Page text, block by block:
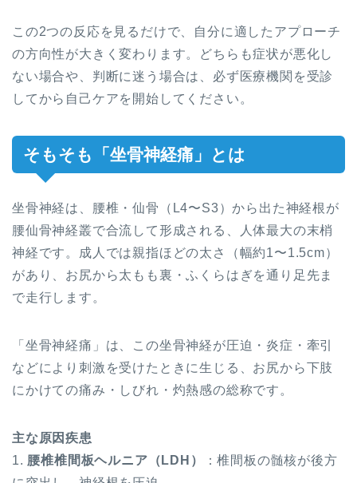
この2つの反応を見るだけで、自分に適したアプローチ
の方向性が大きく変わります。どちらも症状が悪化し
ない場合や、判断に迷う場合は、必ず医療機関を受診
してから自己ケアを開始してください。
そもそも「坐骨神経痛」とは
坐骨神経は、腰椎・仙骨（L4〜S3）から出た神経根が
腰仙骨神経叢で合流して形成される、人体最大の末梢
神経です。成人では親指ほどの太さ（幅約1〜1.5cm）
があり、お尻から太もも裏・ふくらはぎを通り足先ま
で走行します。
「坐骨神経痛」は、この坐骨神経が圧迫・炎症・牽引
などにより刺激を受けたときに生じる、お尻から下肢
にかけての痛み・しびれ・灼熱感の総称です。
主な原因疾患
1. 腰椎椎間板ヘルニア（LDH）
：椎間板の髄核が後方